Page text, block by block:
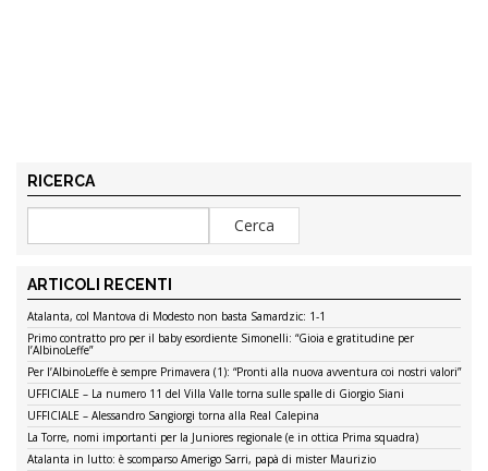
RICERCA
ARTICOLI RECENTI
Atalanta, col Mantova di Modesto non basta Samardzic: 1-1
Primo contratto pro per il baby esordiente Simonelli: “Gioia e gratitudine per
l’AlbinoLeffe”
Per l’AlbinoLeffe è sempre Primavera (1): “Pronti alla nuova avventura coi nostri valori”
UFFICIALE – La numero 11 del Villa Valle torna sulle spalle di Giorgio Siani
UFFICIALE – Alessandro Sangiorgi torna alla Real Calepina
La Torre, nomi importanti per la Juniores regionale (e in ottica Prima squadra)
Atalanta in lutto: è scomparso Amerigo Sarri, papà di mister Maurizio